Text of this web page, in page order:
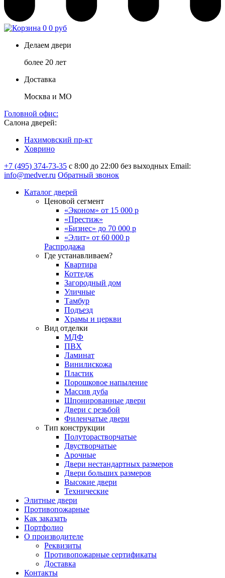
0 0 руб
Делаем двери
более 20 лет
Доставка
Москва и МО
Головной офис:
Салона дверей:
Нахимовский пр-кт
Ховрино
+7 (495) 374-73-35 с 8:00 до 22:00 без выходных Email:
info@medver.ru Обратный звонок
Каталог дверей
Ценовой сегмент
«Эконом» от 15 000 р
«Престиж»
«Бизнес» до 70 000 р
«Элит» от 60 000 р
Распродажа
Где устанавливаем?
Квартира
Коттедж
Загородный дом
Уличные
Тамбур
Подъезд
Храмы и церкви
Вид отделки
МДФ
ПВХ
Ламинат
Винилискожа
Пластик
Порошковое напыление
Массив дуба
Шпонированные двери
Двери с резьбой
Филенчатые двери
Тип конструкции
Полуторастворчатые
Двустворчатые
Арочные
Двери нестандартных размеров
Двери больших размеров
Высокие двери
Технические
Элитные двери
Противопожарные
Как заказать
Портфолио
О производителе
Реквизиты
Противопожарные сертификаты
Доставка
Контакты